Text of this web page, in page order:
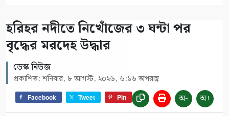
হরিহর নদীতে নিখোঁজের ৩ ঘন্টা পর
বৃদ্ধের মরদেহ উদ্ধার
ডেস্ক নিউজ
প্রকাশিত: শনিবার, ৮ আগস্ট, ২০২৬, ৬:১৬ অপরাহ্ণ
Facebook Tweet Pin অ- অ+